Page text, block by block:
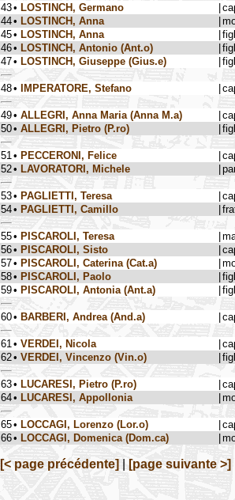
43• LOSTINCH, Germano
44• LOSTINCH, Anna
45• LOSTINCH, Anna
46• LOSTINCH, Antonio (Ant.o)
47• LOSTINCH, Giuseppe (Gius.e)
48• IMPERATORE, Stefano
49• ALLEGRI, Anna Maria (Anna M.a)
50• ALLEGRI, Pietro (P.ro)
51 • PECCERONI, Felice
52• LAVORATORI, Michele
53• PAGLIETTI, Teresa
54• PAGLIETTI, Camillo
55• PISCAROLI, Teresa
56• PISCAROLI, Sisto
57• PISCAROLI, Caterina (Cat.a)
58• PISCAROLI, Paolo
59• PISCAROLI, Antonia (Ant.a)
60• BARBERI, Andrea (And.a)
61 • VERDEI, Nicola
62• VERDEI, Vincenzo (Vin.o)
63• LUCARESI, Pietro (P.ro)
64• LUCARESI, Appollonia
65• LOCCAGI, Lorenzo (Lor.o)
66• LOCCAGI, Domenica (Dom.ca)
[< page précédente] [page suivante >]